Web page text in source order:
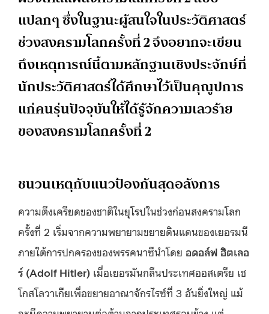
แปลกๆ ซึ่งในฐานะผู้สนใจในประวัติศาสตร์
ช่วงสงครามโลกครั้งที่ 2 จึงอยากจะเขียน
ถึงเหตุการณ์นี้ตามหลักฐานเชิงประจักษ์ที่
นักประวัติศาสตร์ได้ศึกษาไว้เป็นคุณูปการ
แก่คนรุ่นปัจจุบันให้ได้รู้จักความเลวร้าย
ของสงครามโลกครั้งที่ 2
ชนวนเหตุกับแนวป้องกันสุดอลังการ
ความตึงเครียดของชาติในยุโรปในช่วงก่อนสงครามโลก
ครั้งที่ 2 เริ่มจากความพยายามขยายดินแดนของเยอรมนี
ภายใต้การปกครองของพรรคนาซีนำโดย อดอล์ฟ ฮิตเลอ
ร์ (Adolf Hitler) เมื่อเยอรมันกลืนประเทศออสเตรีย เช
โกสโลวาเกียเพื่อขยายอาณาจักรไรซ์ที่ 3 อันยิ่งใหญ่ แม้